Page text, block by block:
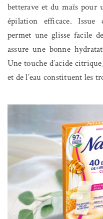
betterave et du maïs pour
épilation efficace. Issue
permet une glisse facile
assure une bonne
Une touche d’acide
et de l’eau constituent les